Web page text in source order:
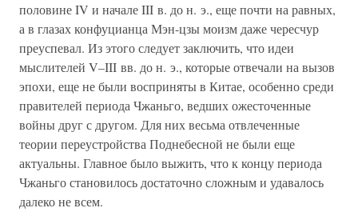
половине IV и начале III в. до н. э., еще почти на равных,
а в глазах конфуцианца Мэн-цзы моизм даже чересчур
преуспевал. Из этого следует заключить, что идеи
мыслителей V–III вв. до н. э., которые отвечали на вызов
эпохи, еще не были восприняты в Китае, особенно среди
правителей периода Чжаньго, ведших ожесточенные
войны друг с другом. Для них весьма отвлеченные
теории переустройства Поднебесной не были еще
актуальны. Главное было выжить, что к концу периода
Чжаньго становилось достаточно сложным и удавалось
далеко не всем.